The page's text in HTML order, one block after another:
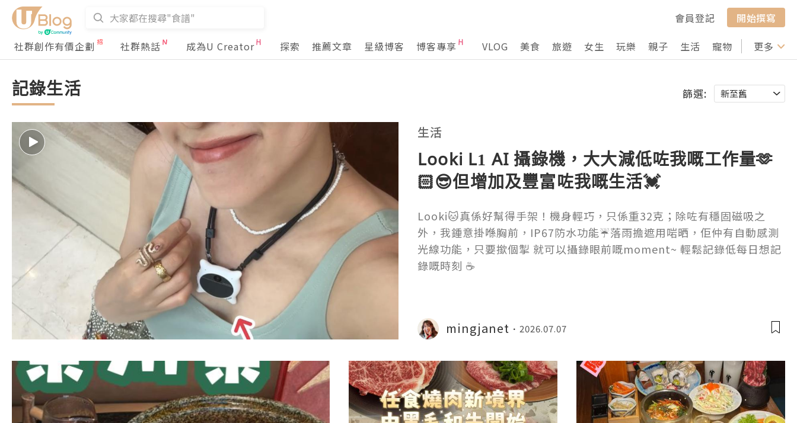
會員登記
開始撰寫
社群創作有價企劃
社群熱話 成為U Creator 探索 推薦文章 星級博客 博客專享 VLOG 美食 旅遊 女生 玩樂 親子 生活 寵物 行山 打卡
更多
記錄生活 篩選:
生活
Looki L1 AI 攝錄機，大大減低咗我嘅工作量🫶
🏻😎但增加及豐富咗我嘅生活💓
Looki🐱真係好幫得手架！機身輕巧，只係重32克；除咗有穩固磁吸之
外，我鍾意掛喺胸前，IP67防水功能☔️落雨擔遮用啱晒，佢仲有自動感測
光線功能，只要撳個掣 就可以攝錄眼前嘅moment~ 輕鬆記錄低每日想記
錄嘅時刻 ☕️
mingjanet 2026.07.07